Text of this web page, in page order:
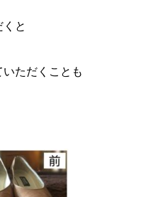
と
ただくことも